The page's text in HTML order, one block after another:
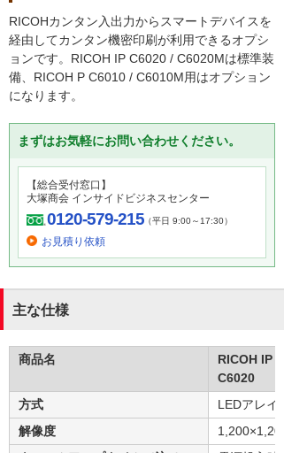
RICOHカンタン入出力からスマートデバイスを
経由してカンタン機密印刷が利用できるオプシ
ョンです。RICOH IP C6020 / C6020Mは標準装
備、RICOH P C6010 / C6010M用はオプション
になります。
まずはお気軽にお問い合わせください。
【総合受付窓口】
大塚商会 インサイドビジネスセンター
0120-579-215（平日 9:00～17:30）
お見積り依頼
主な仕様
商品名
RICOH IP
C6020
方式
LEDアレイ
解像度